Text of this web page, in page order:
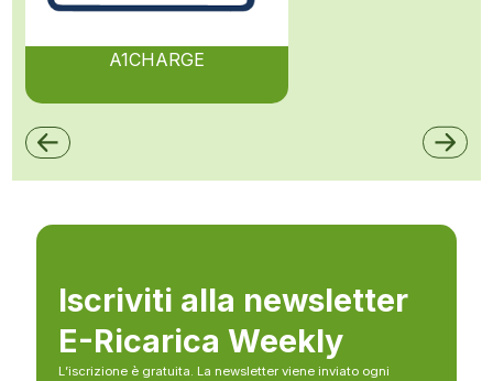
A1CHARGE
Iscriviti alla newsletter
E-Ricarica Weekly
L’iscrizione è gratuita. La newsletter viene inviato ogni